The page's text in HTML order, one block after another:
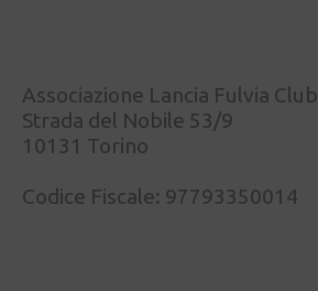
Associazione Lancia Fulvia Club
Strada del Nobile 53/9
10131 Torino
Codice Fiscale: 97793350014